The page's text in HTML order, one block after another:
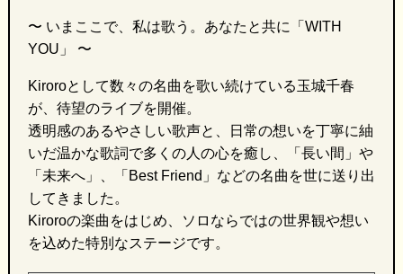
〜 いまここで、私は歌う。あなたと共に「WITH
YOU」 〜
Kiroroとして数々の名曲を歌い続けている玉城千春
が、待望のライブを開催。
透明感のあるやさしい歌声と、日常の想いを丁寧に紬
いだ温かな歌詞で多くの人の心を癒し、「長い間」や
「未来へ」、「Best Friend」などの名曲を世に送り出
してきました。
Kiroroの楽曲をはじめ、ソロならではの世界観や想い
を込めた特別なステージです。